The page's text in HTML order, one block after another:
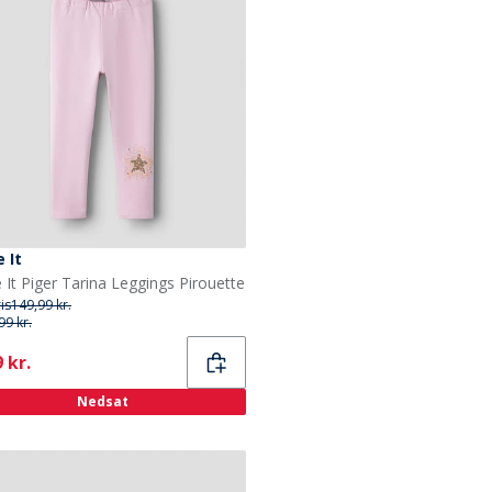
It
It Piger Tarina Leggings Pirouette
149,99 kr.
kr.
kr.
Nedsat